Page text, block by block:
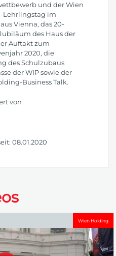
und der Wien
Lehrlingstag im
Vienna, das 20-
des Haus der
Auftakt zum
2020, die
des Schulzubaus
der WIP sowie der
Business Talk.
von
08.01.2020
Wien Holding